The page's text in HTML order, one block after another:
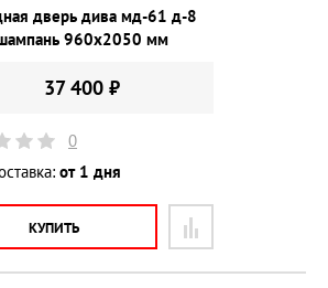
дверь дива мд-61 д-8
960х2050 мм
37 400 ₽
0
от 1 дня
КУПИТЬ